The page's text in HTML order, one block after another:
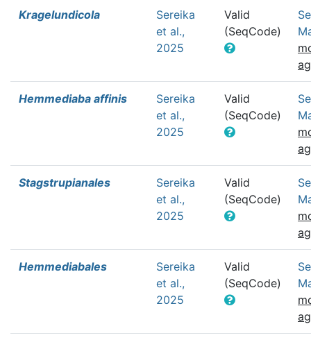
Kragelundicola
Sereika
et al.,
2025
Valid
(SeqCode)
Hemmediaba affinis
Sereika
et al.,
2025
Valid
(SeqCode)
Stagstrupianales
Sereika
et al.,
2025
Valid
(SeqCode)
Hemmediabales
Sereika
et al.,
2025
Valid
(SeqCode)